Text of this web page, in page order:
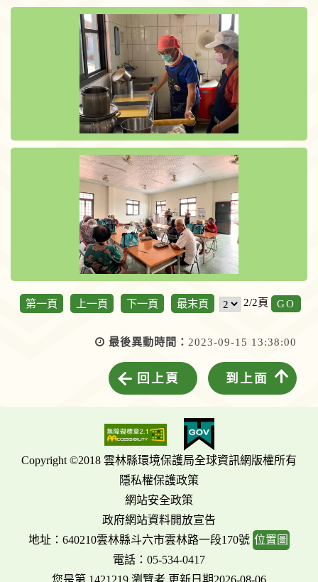
第一頁 上一頁 下一頁 最末頁 2/2頁 GO
最後異動時間： 2023-09-15 13:38:00
回上頁 到上面
Copyright ©2018 雲林縣環境保護局全球資訊網版權所有
隱私權保護政策
網站安全政策
政府網站資料開放宣告
地址：640210雲林縣斗六市雲林路一段170號 位置圖
電話：05-534-0417